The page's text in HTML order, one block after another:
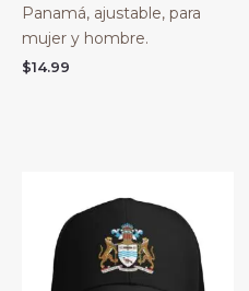
Panamá, ajustable, para
mujer y hombre.
$14.99